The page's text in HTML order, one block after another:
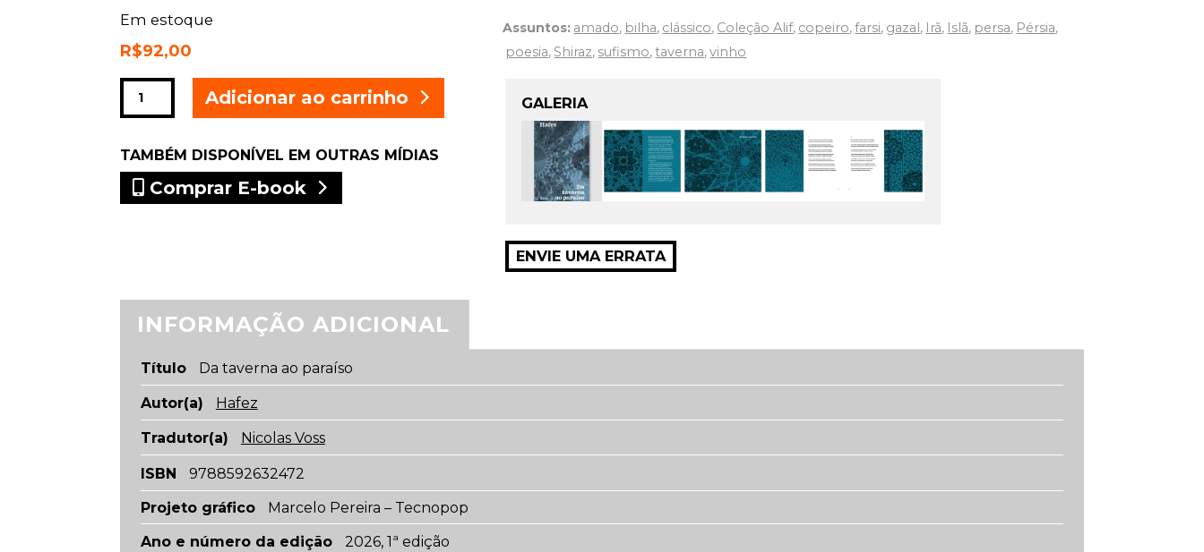
Em estoque
R$92,00
Da
taverna
paraíso
quantidade
Adicionar ao carrinho
TAMBÉM DISPONÍVEL EM OUTRAS MÍDIAS
Comprar E-book
Assuntos: amado, bilha, clássico, Coleção Alif, copeiro,farsi, gazal, Irã, Islã, persa, Pérsia,
poesia, Shiraz, sufismo,taverna,vinho
GALERIA
ENVIE UMA ERRATA
INFORMAÇÃO ADICIONAL
Título Da taverna ao paraíso
Autor(a) Hafez
Tradutor(a) Nicolas Voss
ISBN 9788592632472
Projeto gráfico
Marcelo Pereira – Tecnopop
Ano e número da edição
2026, 1ª edição